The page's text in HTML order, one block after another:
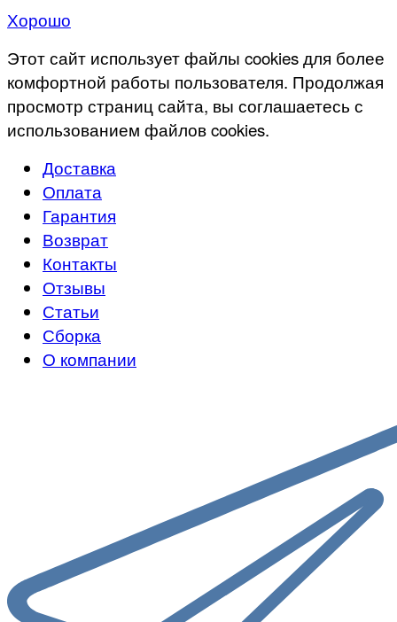
Хорошо
Этот сайт использует файлы cookies для более
комфортной работы пользователя. Продолжая
просмотр страниц сайта, вы соглашаетесь с
использованием файлов cookies.
Доставка
Оплата
Гарантия
Возврат
Контакты
Отзывы
Статьи
Сборка
О компании